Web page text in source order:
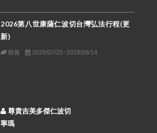
2026第八世康薩仁波切台灣弘法行程(更
新)
格魯 2026/07/25~2026/08/14
尊貴吉美多傑仁波切
寧瑪